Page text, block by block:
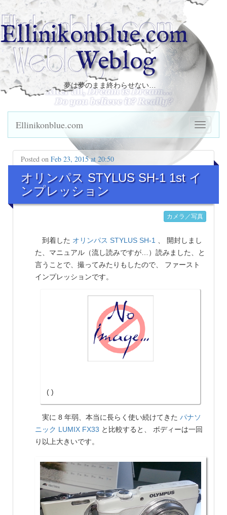
Ellinikonblue.com
Weblog
夢は夢のまま終わらせない…
Ellinikonblue.com
Posted on Feb 23, 2015 at 20:50
オリンパス STYLUS SH-1 1st イ
ンプレッション
カメラ／写真
到着した オリンパス STYLUS SH-1 、 開封しまし
た、マニュアル（流し読みですが…）読みました、と
言うことで、撮ってみたりもしたので、 ファースト
インプレッションです。
( )
実に 8 年弱、本当に長らく使い続けてきた パナソ
ニック LUMIX FX33 と比較すると、 ボディーは一回
り以上大きいです。